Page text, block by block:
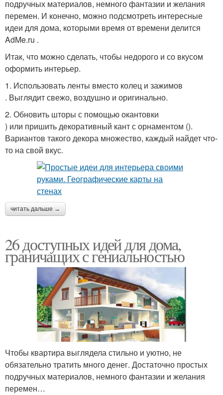
подручных материалов, немного фантазии и желания
перемен. И конечно, можно подсмотреть интересные
идеи для дома, которыми время от времени делится
AdMe.ru .
Итак, что можно сделать, чтобы недорого и со вкусом
оформить интерьер.
1. Использовать ленты вместо колец и зажимов
. Выглядит свежо, воздушно и оригинально.
2. Обновить шторы с помощью окантовки
) или пришить декоративный кант с орнаментом ().
Вариантов такого декора множество, каждый найдет что-
то на свой вкус.
читать дальше →
26 доступных идей для дома,
граничащих с гениальностью
Чтобы квартира выглядела стильно и уютно, не
обязательно тратить много денег. Достаточно простых
подручных материалов, немного фантазии и желания
перемен…